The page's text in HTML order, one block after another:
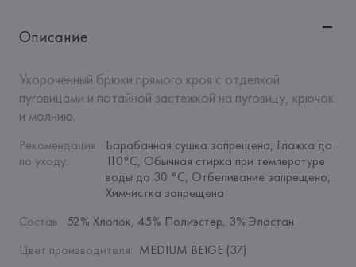
Описание
Укороченный брюки прямого кроя с отделкой
пуговицами и потайной застежкой на пуговицу, крючок
и молнию.
Рекомендация
по уходу:
Барабанная сушка запрещена, Глажка до
110°C, Обычная стирка при температуре
воды до 30 °C, Отбеливание запрещено,
Химчистка запрещена
Состав: 52% Хлопок, 45% Полиэстер, 3% Эластан
Цвет производителя: MEDIUM BEIGE (37)